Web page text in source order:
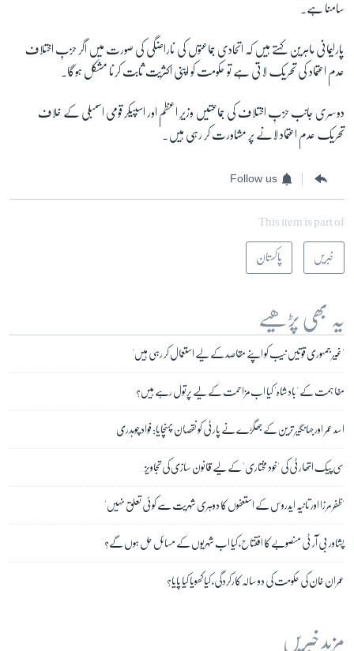
سامنا ہے۔
پارلیمانی ماہرین کہتے ہیں کہ اتحادی جماعتوں کی ناراضگی کی صورت میں اگر حزبِ اختلاف
عدم اعتماد کی تحریک لاتی ہے تو حکومت کو اپنی اکثریت ثابت کرنا مشکل ہوگا۔
دوسری جانب حزبِ اختلاف کی جماعتیں وزیرِ اعظم اور اسپیکر قومی اسمبلی کے خلاف
تحریک عدم اعتماد لانے پر مشاورت کر رہی ہیں۔
Follow us
This item is part of
خبریں پاکستان
یہ بھی پڑھیے
'غیر جمہوری قوتیں نیب کو اپنے مقاصد کے لیے استعمال کر رہی ہیں'
مفاہمت کے 'بادشاہ' کیا اب مزاحمت کے لیے پرتول رہے ہیں؟
اسد عمر اور جہانگیر ترین کے جھگڑے نے پارٹی کو نقصان پہنچایا: فواد چوہدری
سی پیک اتھارٹی کی 'خود مختاری' کے لیے قانون سازی کی تجاویز
'ظفر مرزا اور تانیہ ایدروس کے استعفوں کا دوہری شہریت سے کوئی تعلق نہیں'
پشاور بی آر ٹی منصوبے کا افتتاح، کیا اب شہریوں کے مسائل حل ہوں گے؟
عمران خان کی حکومت کی دو سالہ کارکردگی، کیا کھویا کیا پایا؟
مزید خبریں